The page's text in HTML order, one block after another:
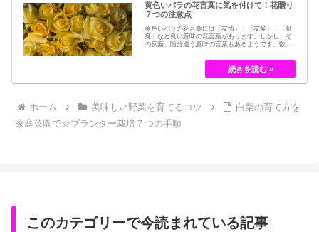
黄色いバラの花言葉に気を付けて！花贈り
７つの注意点
黄色いバラの花言葉には「友情」・「友愛」・「献
身」など良い意味の花言葉があります。しかし、そ
の反面、随分違う意味の言葉もあるようです。数多
ローズである「ハイブリット・ティー」の中には、
黄色のバラというのは、存在していませんでした。
しかし、フランスの園芸家ジョセフ・ペルネ＝デ…
ホーム 美味しい野菜を育てるコツ
白菜の育て方を
家庭菜園で☆プランター栽培７つの手順
このカテゴリーで今読まれている記事